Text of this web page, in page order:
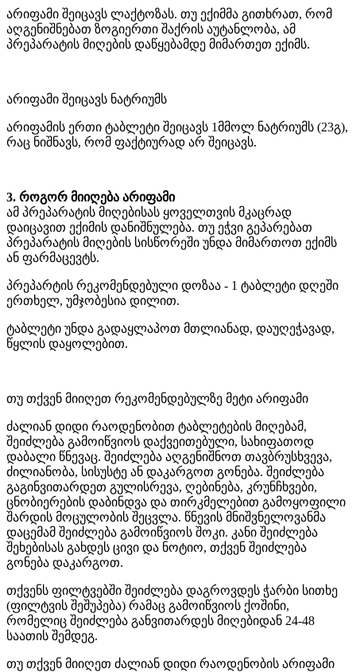
არიფამი შეიცავს ლაქტოზას. თუ ექიმმა გითხრათ, რომ
აღგენიშნებათ ზოგიერთი შაქრის აუტანლობა, ამ
პრეპარატის მიღების დაწყებამდე მიმართეთ ექიმს.
არიფამი შეიცავს ნატრიუმს
არიფამის ერთი ტაბლეტი შეიცავს 1მმოლ ნატრიუმს (23გ),
რაც ნიშნავს, რომ ფაქტიურად არ შეიცავს.
3. როგორ მიიღება არიფამი
ამ პრეპარატის მიღებისას ყოველთვის მკაცრად
დაიცავით ექიმის დანიშნულება. თუ ეჭვი გეპარებათ
პრეპარატის მიღების სისწორეში უნდა მიმართოთ ექიმს
ან ფარმაცევტს.
პრეპარტის რეკომენდებული დოზაა - 1 ტაბლეტი დღეში
ერთხელ, უმჯობესია დილით.
ტაბლეტი უნდა გადაყლაპოთ მთლიანად, დაუღეჭავად,
წყლის დაყოლებით.
თუ თქვენ მიიღეთ რეკომენდებულზე მეტი არიფამი
ძალიან დიდი რაოდენობით ტაბლეტების მიღებამ,
შეიძლება გამოიწვიოს დაქვეითებული, სახიფათოდ
დაბალი წნევაც. შეიძლება აღგენიშნოთ თავბრუსხვევა,
ძილიანობა, სისუსტე ან დაკარგოთ გონება. შეიძლება
გაგინვითარდეთ გულისრევა, ღებინება, კრუნჩხვები,
ცნობიერების დაბინდვა და თირკმელებით გამოყოფილი
შარდის მოცულობის შეცვლა. წნევის მნიშვნელოვანმა
დაცემამ შეიძლება გამოიწვიოს შოკი. კანი შეიძლება
შეხებისას გახდეს ცივი და ნოტიო, თქვენ შეიძლება
გონება დაკარგოთ.
თქვენს ფილტვებში შეიძლება დაგროვდეს ჭარბი სითხე
(ფილტვის შეშუპება) რამაც გამოიწვიოს ქოშინი,
რომელიც შეიძლება განვითარდეს მიღებიდან 24-48
საათის შემდეგ.
თუ თქვენ მიიღეთ ძალიან დიდი რაოდენობის არიფამი